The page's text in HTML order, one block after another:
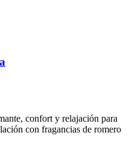
confort y relajación para
con fragancias de romero